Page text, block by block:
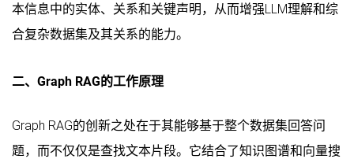
本信息中的实体、关系和关键声明，从而增强LLM理解和综
合复杂数据集及其关系的能力。
二、Graph RAG的工作原理
Graph RAG的创新之处在于其能够基于整个数据集回答问
题，而不仅仅是查找文本片段。它结合了知识图谱和向量搜